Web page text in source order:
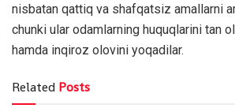
nisbatan qattiq va shafqatsiz amallarni
chunki ular odamlarning huquqlarini tan
hamda inqiroz olovini yoqadilar.
Related Posts